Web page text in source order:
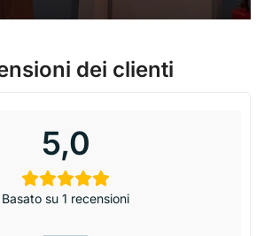
dei clienti
5,0
Basato su 1 recensioni